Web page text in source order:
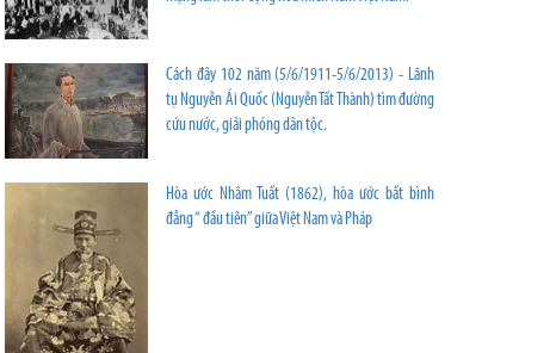
Cách đây 102 năm (5/6/1911-5/6/2013) - Lãnh
tụ Nguyễn Ái Quốc (Nguyễn Tất Thành) tìm đường
cứu nước, giải phóng dân tộc.
Hòa ước Nhâm Tuất (1862), hòa ước bất bình
đẳng “ đầu tiên” giữa Việt Nam và Pháp